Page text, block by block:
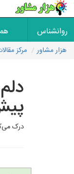
روانشناس
هزار مشاور مرکز
درک